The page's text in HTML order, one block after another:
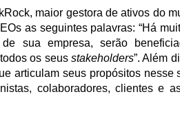
maior gestora de ativos do
as seguintes palavras: “Há
sua empresa, serão
os seus stakeholders”. Além
articulam seus propósitos nesse
colaboradores, clientes e